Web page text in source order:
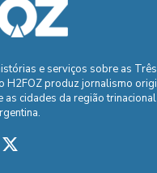
e serviços sobre as
H2FOZ produz jornalismo
as cidades da região